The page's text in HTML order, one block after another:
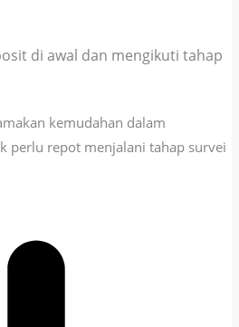
di awal dan mengikuti tahap
kemudahan dalam
perlu repot menjalani tahap survei